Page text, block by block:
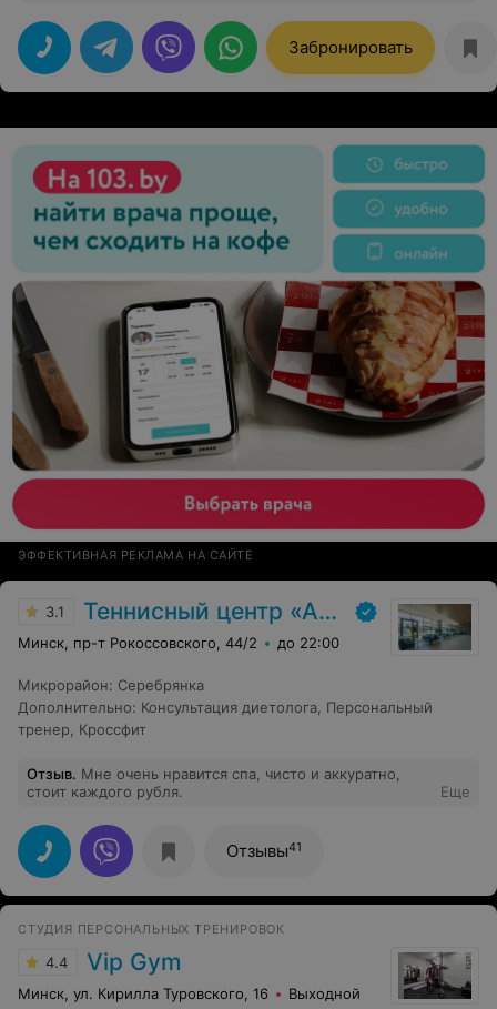
Забронировать
ЭФФЕКТИВНАЯ РЕКЛАМА НА САЙТЕ
3.1 Теннисный центр «Аква-Минск»
Минск, пр-т Рокоссовского, 44/2 до 22:00
Микрорайон: Серебрянка
Дополнительно: Консультация диетолога, Персональный
тренер, Кроссфит
Отзыв. Мне очень нравится спа, чисто и аккуратно,
стоит каждого рубля.
Еще
Отзывы41
СТУДИЯ ПЕРСОНАЛЬНЫХ ТРЕНИРОВОК
4.4 Vip Gym
Минск, ул. Кирилла Туровского, 16 Выходной